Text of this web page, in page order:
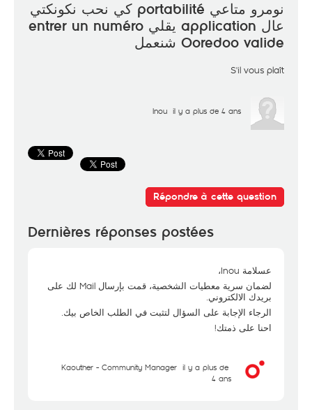
نومرو متاعي portabilité كي نحب نكونكتي
عال application يقلي entrer un numéro
Ooredoo valide شنعمل
S'il vous plaît
Inou il y a plus de 4 ans
Répondre à cette question
Dernières réponses postées
عسلامة Inou،
لضمان سرية معطيات الشخصية، قمت بإرسال Mail لك على
بريدك الالكتروني.
الرجاء الإجابة على السؤال لتثبت في الطلب الخاص بيك.
احنا على ذمتك!
Kaouther - Community Manager il y a plus de
4 ans